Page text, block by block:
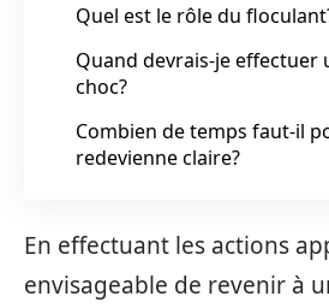
Quel est le rôle du
Quand devrais-je
choc?
Combien de temps faut-il
redevienne claire?
En effectuant les actions
envisageable de revenir à